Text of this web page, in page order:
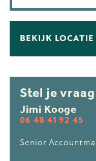
BEKIJK
Stel je vraag
Jimi Kooge
06 48 41 92 45
Senior